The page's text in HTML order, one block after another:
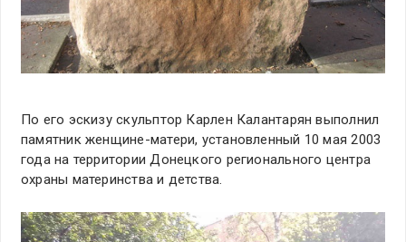
По его эскизу скульптор Карлен Калантарян выполнил
памятник женщине-матери, установленный 10 мая 2003
года на территории Донецкого регионального центра
охраны материнства и детства.